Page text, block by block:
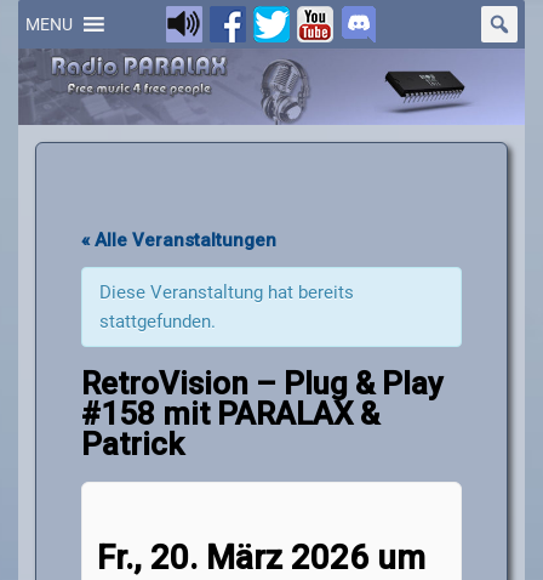
Skip
content
MENU
« Alle Veranstaltungen
Diese Veranstaltung hat bereits
stattgefunden.
RetroVision – Plug & Play
#158 mit PARALAX &
Patrick
Fr., 20. März 2026 um